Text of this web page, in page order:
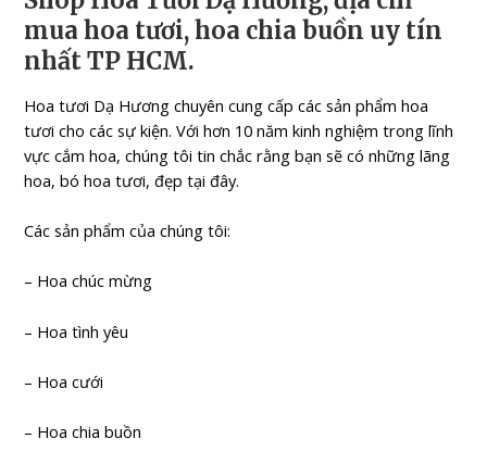
mua hoa tươi, hoa chia buồn uy tín
nhất TP HCM.
Hoa tươi Dạ Hương chuyên cung cấp các sản phẩm hoa
tươi cho các sự kiện. Với hơn 10 năm kinh nghiệm trong lĩnh
vực cắm hoa, chúng tôi tin chắc rằng bạn sẽ có những lãng
hoa, bó hoa tươi, đẹp tại đây.
Các sản phẩm của chúng tôi:
– Hoa chúc mừng
– Hoa tình yêu
– Hoa cưới
– Hoa chia buồn